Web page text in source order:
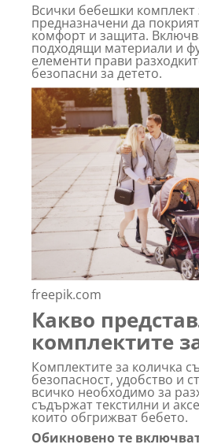
Всички бебешки комплект
предназначени да
комфорт и защита.
подходящи материали и
елементи прави
безопасни за детето.
freepik.com
Какво
комплектите
Комплектите за количка
безопасност, удобство и
всичко необходимо за
съдържат текстилни и
които обгрижват бебето.
Обикновено те